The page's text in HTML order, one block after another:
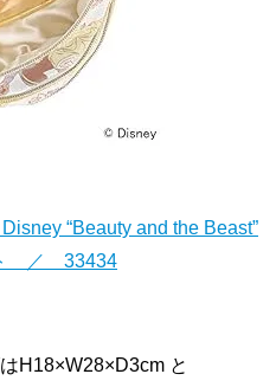
“Beauty and the Beast”
／ 33434
H18×W28×D3cm と